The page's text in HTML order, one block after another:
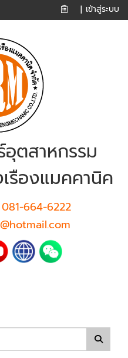
| เข้าสู่ระบบ
ตสาหกรรม
รืองแมคคานิค
081-664-6222